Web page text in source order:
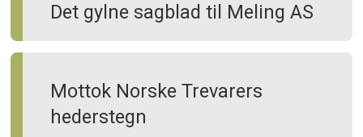
Det gylne sagblad til Meling AS
Mottok Norske Trevarers
hederstegn